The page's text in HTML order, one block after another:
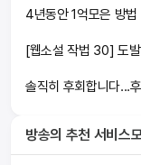
[웹소설 작법 30] 도
솔직히 후회합니다...
방송의 추천 서비스